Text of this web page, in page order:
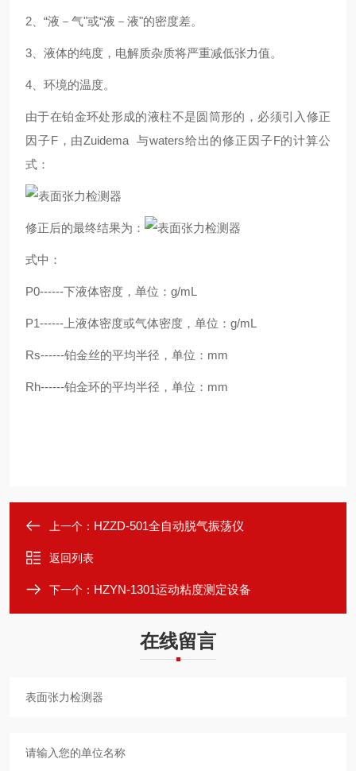
2、“液－气"或“液－液"的密度差。
3、液体的纯度，电解质杂质将严重减低张力值。
4、环境的温度。
由于在铂金环处形成的液柱不是圆筒形的，必须引入修正
因子F，由Zuidema 与waters给出的修正因子F的计算公
式：
修正后的最终结果为：
式中：
P0------下液体密度，单位：g/mL
P1------上液体密度或气体密度，单位：g/mL
Rs------铂金丝的平均半径，单位：mm
Rh------铂金环的平均半径，单位：mm
上一个： HZZD-501全自动脱气振荡仪
返回列表
下一个： HZYN-1301运动粘度测定设备
在线留言